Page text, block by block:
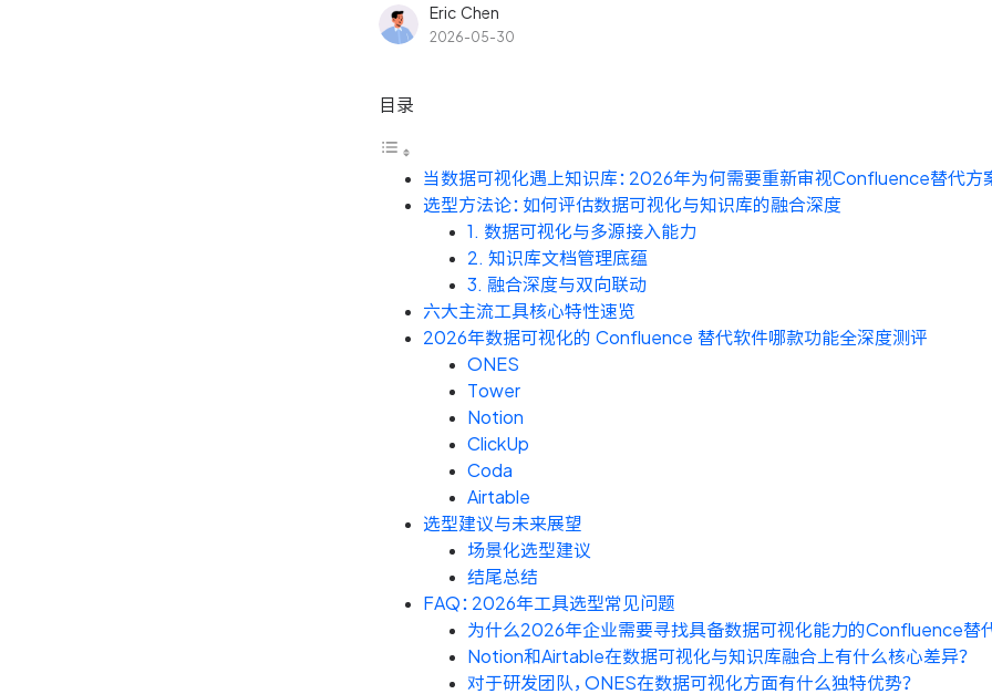
Eric Chen
2026-05-30
目录
当数据可视化遇上知识库：2026年为何需要重新审视Confluence替代方
选型方法论：如何评估数据可视化与知识库的融合深度
1. 数据可视化与多源接入能力
2. 知识库文档管理底蕴
3. 融合深度与双向联动
六大主流工具核心特性速览
2026年数据可视化的 Confluence 替代软件哪款功能全深度测评
ONES
Tower
Notion
ClickUp
Coda
Airtable
选型建议与未来展望
场景化选型建议
结尾总结
FAQ：2026年工具选型常见问题
为什么2026年企业需要寻找具备数据可视化能力的Confluence替
Notion和Airtable在数据可视化与知识库融合上有什么核心差异？
对于研发团队，ONES在数据可视化方面有什么独特优势？